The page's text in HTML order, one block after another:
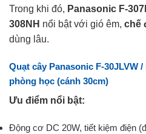
Trong khi đó, Panasonic F-
308NH nổi bật với gió êm, chế
dùng lâu.
Quạt cây Panasonic F-30JLVW
phòng học (cánh 30cm)
Ưu điểm nổi bật:
Động cơ DC 20W, tiết kiệm điện